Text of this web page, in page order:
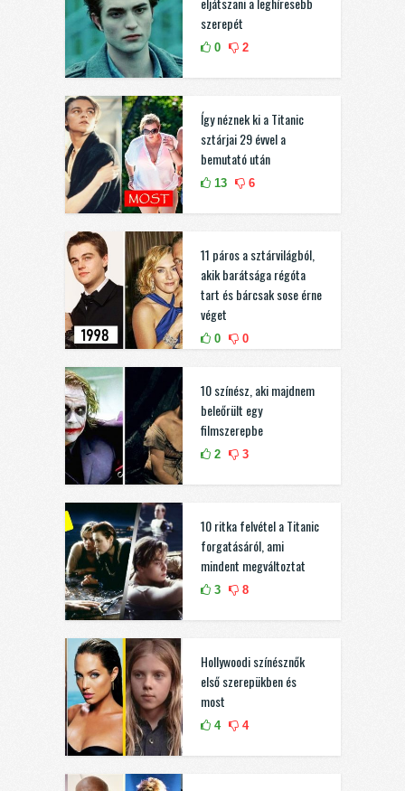
szerepét
0 2
Így néznek ki a Titanic
sztárjai 29 évvel a
bemutató után
13 6
11 páros a sztárvilágból,
akik barátsága régóta
tart és bárcsak sose érne
véget
0 0
10 színész, aki majdnem
beleőrült egy
filmszerepbe
2 3
10 ritka felvétel a Titanic
forgatásáról, ami
mindent megváltoztat
3 8
Hollywoodi színésznők
első szerepükben és
most
4 4